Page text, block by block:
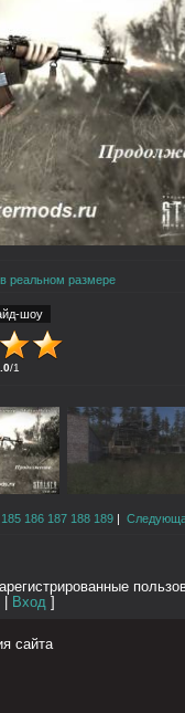
реальном размере
/1
185 186 187 188 189 |
Вход
сайта